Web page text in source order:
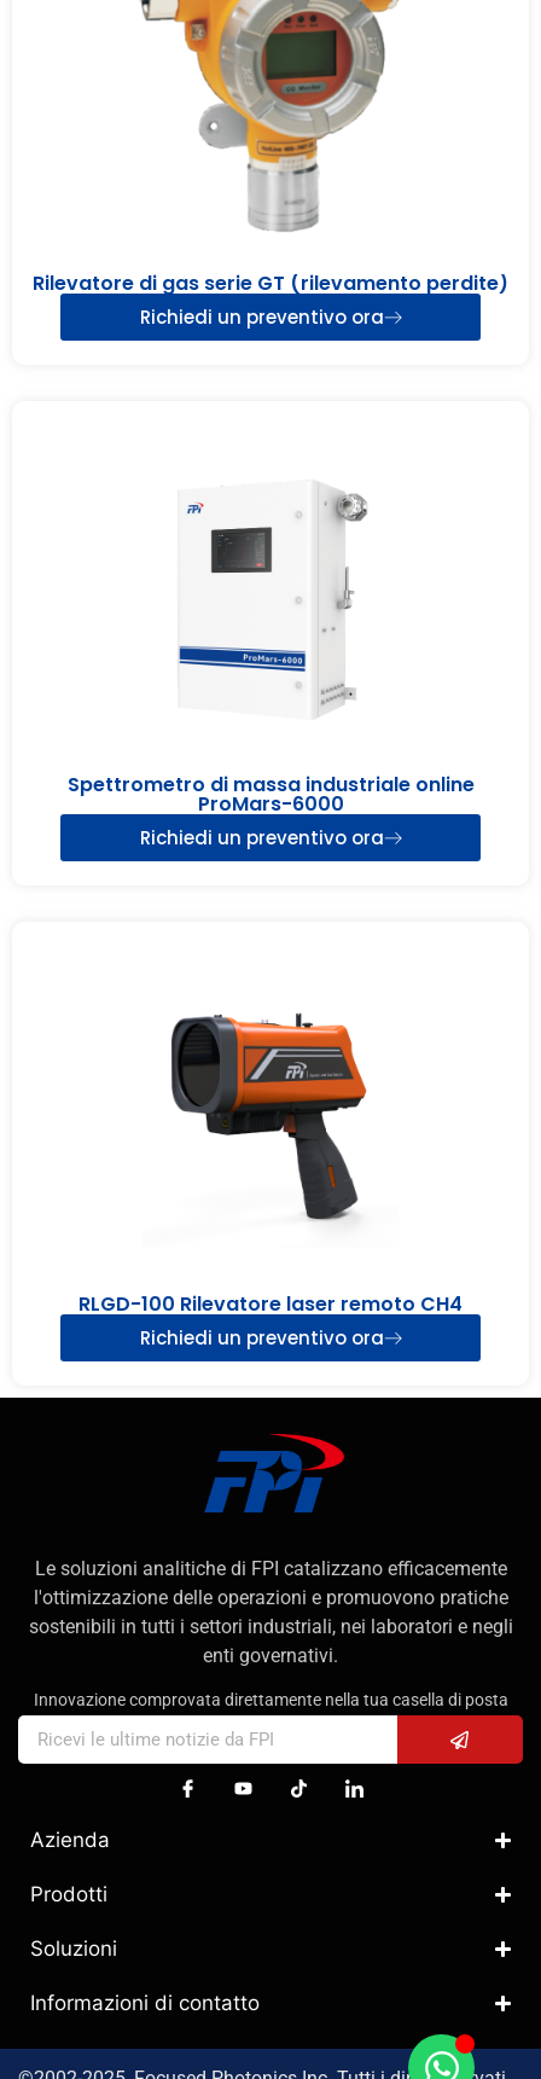
Rilevatore di gas serie GT (rilevamento perdite)
Richiedi un preventivo ora
Spettrometro di massa industriale online
ProMars-6000
Richiedi un preventivo ora
RLGD-100 Rilevatore laser remoto CH4
Richiedi un preventivo ora
Le soluzioni analitiche di FPI catalizzano efficacemente
l'ottimizzazione delle operazioni e promuovono pratiche
sostenibili in tutti i settori industriali, nei laboratori e negli
enti governativi.
Innovazione comprovata direttamente nella tua casella di posta
Azienda
Prodotti
Soluzioni
Informazioni di contatto